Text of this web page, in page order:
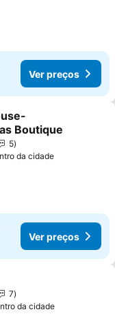
Ver preços
aos favoritos
Boutique
5
da cidade
Ver preços
aos favoritos
7
da cidade